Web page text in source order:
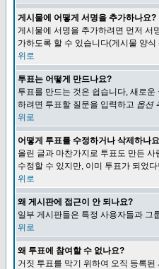
게시물에 어떻게 서명을 추가하나요?
게시물에 서명을 추가하려면 먼저 서
가하도록 할 수 있습니다(게시물 양
위로
투표는 어떻게 만드나요?
투표를 만드는 것은 쉽습니다, 새로
하려면 투표할 질문을 입력하고 옵션
위로
어떻게 투표를 수정하거나 삭제하나
올린 글과 마찬가지로 투표도 만든
수정할 수 있지만, 이미 투표가 되었
위로
왜 게시판에 접근이 안 되나요?
일부 게시판들은 특정 사용자들과 그
위로
왜 투표에 참여할 수 없나요?
거짓 투표를 막기 위하여 오직 등록